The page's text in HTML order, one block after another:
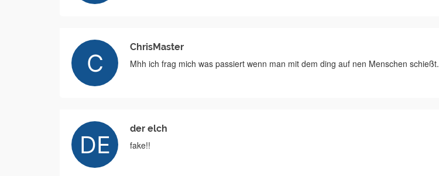
ChrisMaster
Mhh ich frag mich was passiert wenn man mit dem ding auf nen Menschen schießt.
der elch
fake!!